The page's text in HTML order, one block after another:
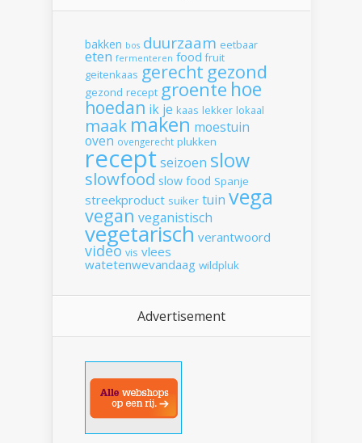
bakken bos duurzaam eetbaar
eten fermenteren food fruit
geitenkaas gerecht gezond
gezond recept groente hoe
hoedan ik je kaas lekker lokaal
maak maken moestuin
oven ovengerecht plukken
recept seizoen slow
slowfood slow food Spanje
streekproduct suiker tuin vega
vegan veganistisch
vegetarisch verantwoord
video vis vlees
watetenwevandaag wildpluk
Advertisement